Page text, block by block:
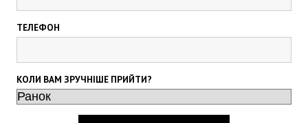
ТЕЛЕФОН
КОЛИ ВАМ ЗРУЧНІШЕ ПРИЙТИ?